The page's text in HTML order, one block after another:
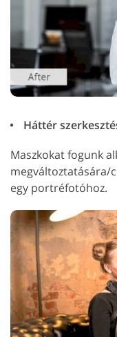
Háttér
Maszkokat fogunk
megváltoztatására/
egy portréfotóhoz.